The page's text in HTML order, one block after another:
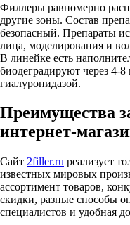
Филлеры равномерно
другие зоны. Состав
безопасный. Препараты
лица, моделирования и
В линейке есть
биодеградируют через 4-
гиалуронидазой.
Преимущества
интернет-
Сайт 2filler.ru реализует
известных мировых
ассортимент товаров,
скидки, разные способы
специалистов и удобная